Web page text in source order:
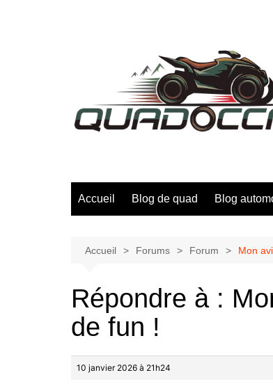
Accueil Blog de quad Blog
Accueil Forums Forum Mon
Répondre à :
de fun !
10 janvier 2026 à 21h24